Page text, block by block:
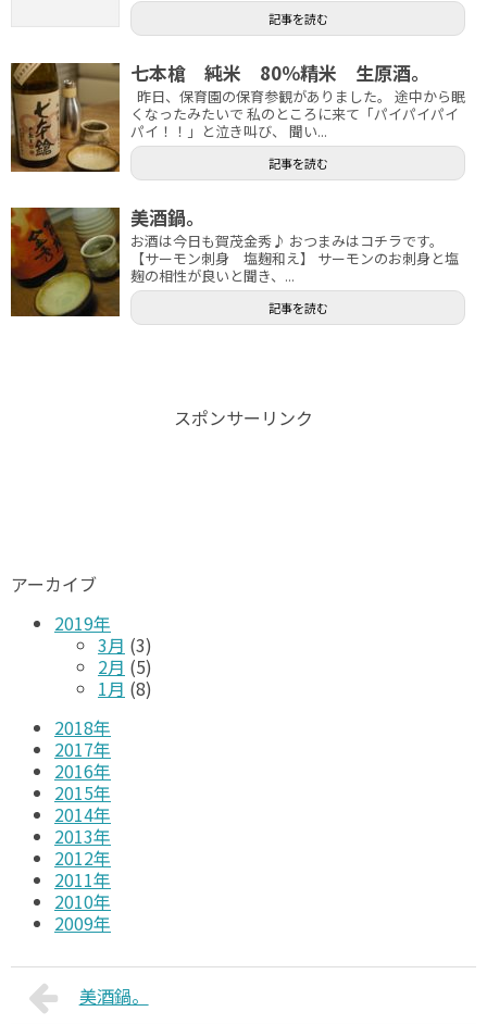
記事を読む
七本槍 純米 80％精米 生原酒。
昨日、保育園の保育参観がありました。 途中から眠
くなったみたいで 私のところに来て「パイパイパイ
パイ！！」と泣き叫び、 聞い...
記事を読む
美酒鍋。
お酒は今日も賀茂金秀♪ おつまみはコチラです。
【サーモン刺身 塩麹和え】 サーモンのお刺身と塩
麹の相性が良いと聞き、...
記事を読む
スポンサーリンク
アーカイブ
2019年
3月 (3)
2月 (5)
1月 (8)
2018年
2017年
2016年
2015年
2014年
2013年
2012年
2011年
2010年
2009年
美酒鍋。